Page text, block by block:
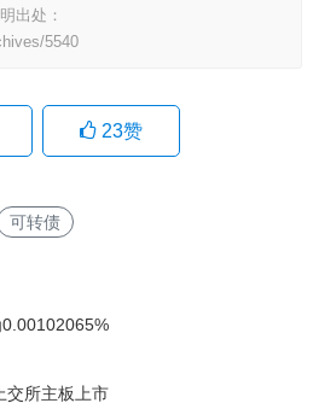
出处：
5540
23赞
可转债
交所主板上市